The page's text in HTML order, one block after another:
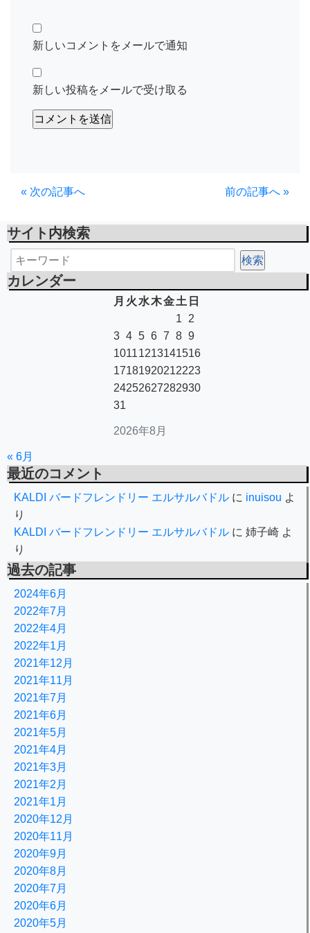
新しいコメントをメールで通知
新しい投稿をメールで受け取る
前の記事へ »
« 次の記事へ
サイト内検索
カレンダー
2026年8月
月 火 水木金 土 日
1
2
3 4 5 6 7 8 9
10111213141516
17181920212223
24252627282930
31
« 6月
最近のコメント
KALDI バードフレンドリー エルサルバドル に inuisou よ
り
KALDI バードフレンドリー エルサルバドル に 姉子崎 よ
り
過去の記事
2024年6月
2022年7月
2022年4月
2022年1月
2021年12月
2021年11月
2021年7月
2021年6月
2021年5月
2021年4月
2021年3月
2021年2月
2021年1月
2020年12月
2020年11月
2020年9月
2020年8月
2020年7月
2020年6月
2020年5月